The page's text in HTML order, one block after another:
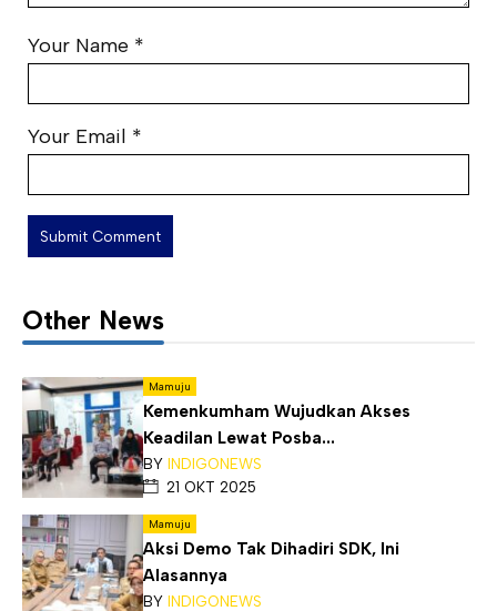
Your Name *
Your Email *
Other News
Mamuju
Kemenkumham Wujudkan Akses
Keadilan Lewat Posba...
BY INDIGONEWS
21 OKT 2025
Mamuju
Aksi Demo Tak Dihadiri SDK, Ini
Alasannya
BY INDIGONEWS